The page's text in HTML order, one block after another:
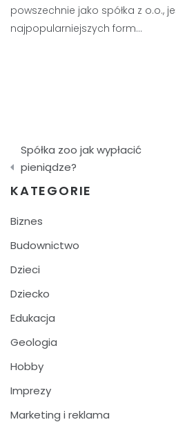
powszechnie jako spółka z o.o.,
najpopularniejszych form…
Nawigacja
wpisu
Spółka zoo jak wypłacić
pieniądze?
KATEGORIE
Biznes
Budownictwo
Dzieci
Dziecko
Edukacja
Geologia
Hobby
Imprezy
Marketing i reklama